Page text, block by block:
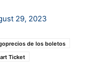
29, 2023
de los boletos
Ticket